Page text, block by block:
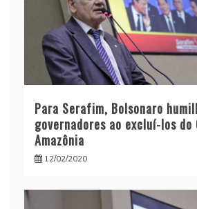
Para Serafim, Bolsonaro
governadores ao excluí-los do
Amazônia
12/02/2020